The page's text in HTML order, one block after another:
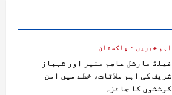
اہم خبریں
پاکستان
فیلڈ مارشل عاصم منیر اور شہباز
شریف کی اہم ملاقات، خطے میں امن
کوششوں کا جائزہ